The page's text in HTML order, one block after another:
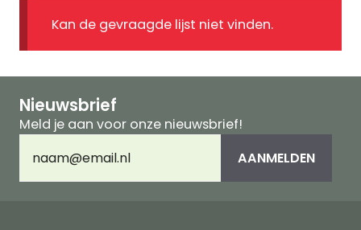
Kan de gevraagde lijst niet vinden.
Nieuwsbrief
Meld je aan voor onze nieuwsbrief!
mailadres(Vereist) AANMELDEN